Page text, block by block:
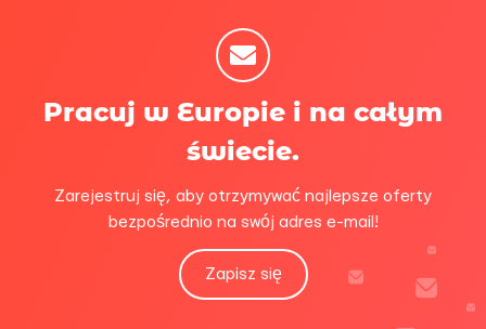
Pracuj w Europie i na całym
świecie.
Zarejestruj się, aby otrzymywać najlepsze oferty
bezpośrednio na swój adres e-mail!
Zapisz się